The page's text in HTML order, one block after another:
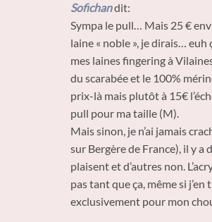
Sofichandit:
Sympa le pull… Mais 25 €
laine « noble », je dirais… euh
mes laines fingering à
du scarabée et le 100%
prix-là mais plutôt à 15€
pull pour ma taille (M).
Mais sinon, je n’ai jamais
sur Bergère de France), il y a
plaisent et d’autres non.
pas tant que ça, même si j’en
exclusivement pour mon